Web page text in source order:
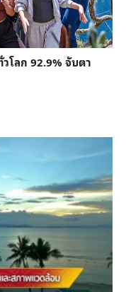
โลก 92.9% จับตา